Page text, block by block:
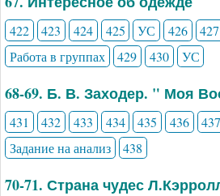
422 423 424 425 УС 426 427
Работа в группах
429 430 УС
68-69. Б. В. Заходер. " Моя
431 432 433 434 435 436 437
Задание на анализ
438
70-71. Страна чудес